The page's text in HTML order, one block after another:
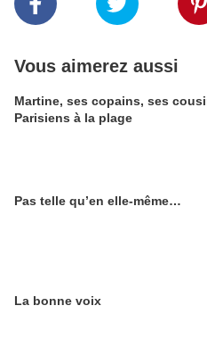
Vous aimerez aussi
Martine, ses copains, ses
Parisiens à la plage
Pas telle qu’en elle-même…
La bonne voix